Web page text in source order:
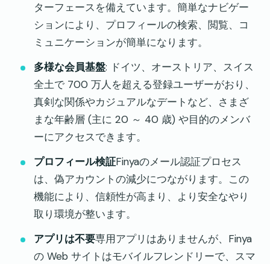
ターフェースを備えています。簡単なナビゲー
ションにより、プロフィールの検索、閲覧、コ
ミュニケーションが簡単になります。
多様な会員基盤: ドイツ、オーストリア、スイス
全土で 700 万人を超える登録ユーザーがおり、
真剣な関係やカジュアルなデートなど、さまざ
まな年齢層 (主に 20 ～ 40 歳) や目的のメンバ
ーにアクセスできます。
プロフィール検証Finyaのメール認証プロセス
は、偽アカウントの減少につながります。この
機能により、信頼性が高まり、より安全なやり
取り環境が整います。
アプリは不要専用アプリはありませんが、Finya
の Web サイトはモバイルフレンドリーで、スマ